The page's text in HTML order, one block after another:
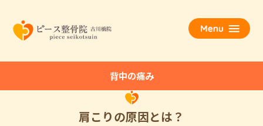
背中の痛み
肩こりの原因とは？